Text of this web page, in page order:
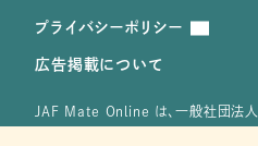
プライバシーポリシー
広告掲載について
JAF Mate Online は、⼀般社団法⼈